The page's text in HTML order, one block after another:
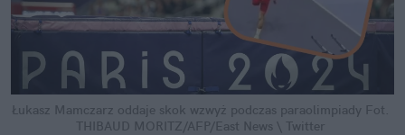
Łukasz Mamczarz oddaje skok wzwyż podczas paraolimpiady Fot.
THIBAUD MORITZ/AFP/East News \ Twitter